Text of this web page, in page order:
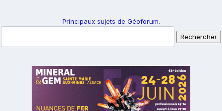
Principaux sujets de Géoforum.